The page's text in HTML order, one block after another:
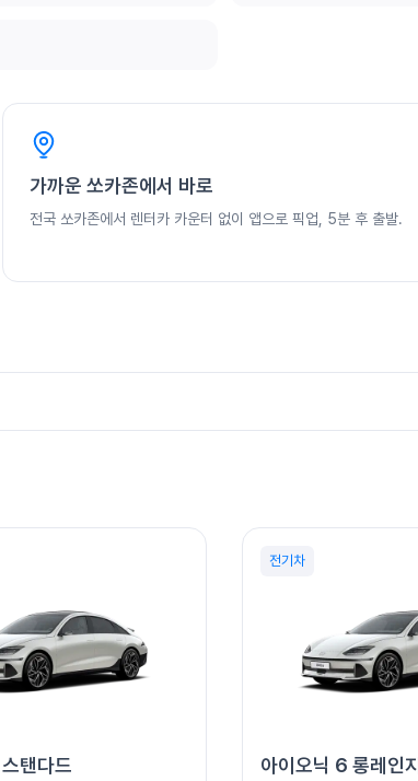
가까운 쏘카존에서 바로
전국 쏘카존에서 렌터카 카운터 없이 앱으로 픽업, 5분 후 출발.
일정에 맞춰 합리적으로 이동할 수 있습니다.
용합니다. 하이패스는 전기차 30% 할인이 적용됩니다.
탠다드
전기차
아이오닉 6 롱레인지